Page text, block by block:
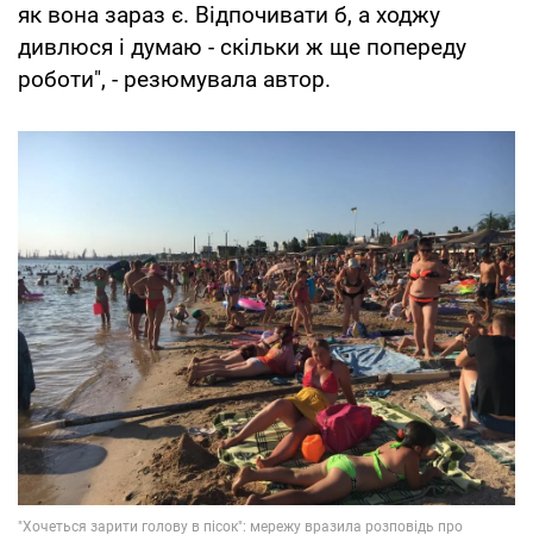
як вона зараз є. Відпочивати б, а ходжу
дивлюся і думаю - скільки ж ще попереду
роботи", - резюмувала автор.